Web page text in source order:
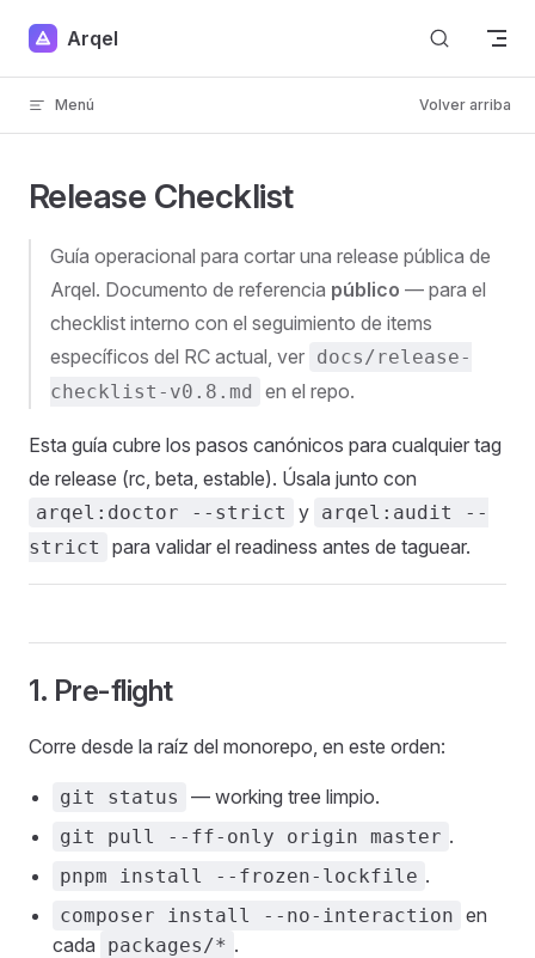
Skip to content
Arqel
Menú Volver arriba
Release Checklist
Guía operacional para cortar una release pública de
Arqel. Documento de referencia público — para el
checklist interno con el seguimiento de items
específicos del RC actual, ver docs/release-
checklist-v0.8.md
en el repo.
Esta guía cubre los pasos canónicos para cualquier tag
de release (rc, beta, estable). Úsala junto con
arqel:doctor --strict y arqel:audit --
strict
para validar el readiness antes de taguear.
1. Pre-flight
Corre desde la raíz del monorepo, en este orden:
git status — working tree limpio.
git pull --ff-only origin master .
pnpm install --frozen-lockfile .
composer install --no-interaction en
cada
packages/* .